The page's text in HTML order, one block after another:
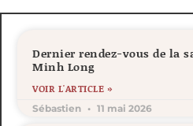
Dernier rendez-vous de la
Minh Long
VOIR L'ARTICLE »
Sébastien 11 mai 2026